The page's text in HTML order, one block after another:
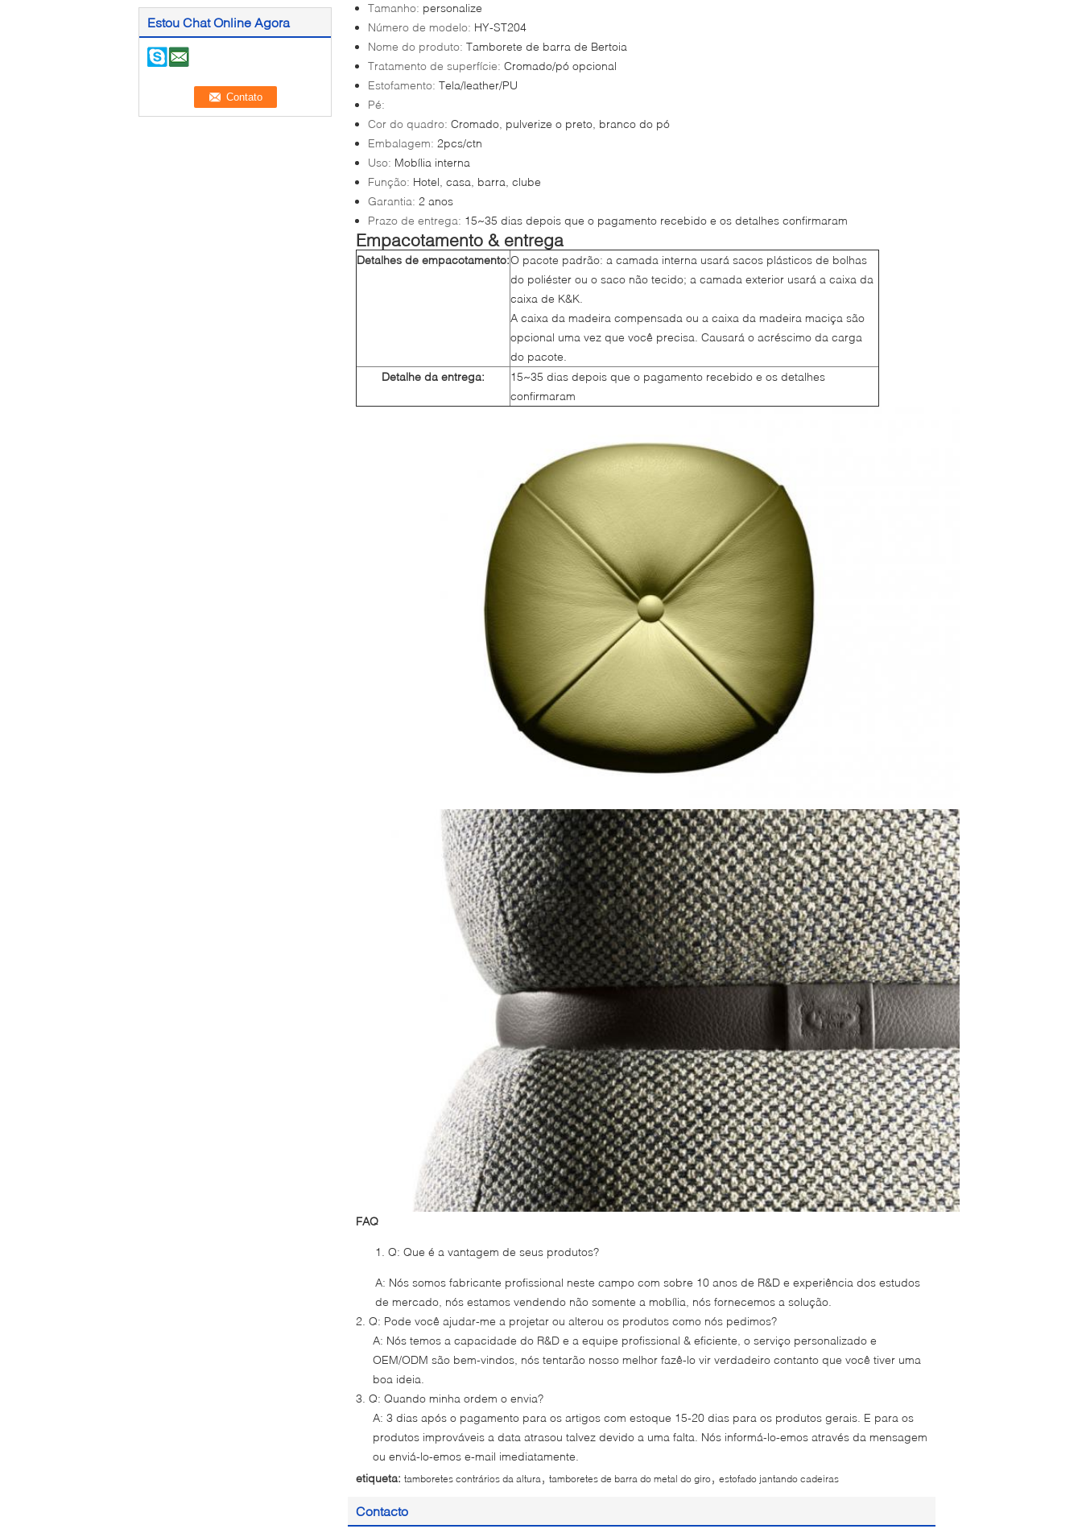
Estou Chat Online Agora
Tamanho: personalize
Número de modelo: HY-ST204
Nome do produto: Tamborete de barra de Bertoia
Tratamento de superfície: Cromado/pó opcional
Estofamento: Tela/leather/PU
Pé:
Cor do quadro: Cromado, pulverize o preto, branco do pó
Embalagem: 2pcs/ctn
Uso: Mobília interna
Função: Hotel, casa, barra, clube
Garantia: 2 anos
Prazo de entrega: 15~35 dias depois que o pagamento recebido e os detalhes confirmaram
Empacotamento & entrega
Detalhes de empacotamento:O pacote padrão: a camada interna usará sacos plásticos de bolhas
do poliéster ou o saco não tecido; a camada exterior usará a caixa da
caixa de K&K.
A caixa da madeira compensada ou a caixa da madeira maciça são
opcional uma vez que você precisa. Causará o acréscimo da carga
do pacote.
Detalhe da entrega:
15~35 dias depois que o pagamento recebido e os detalhes
confirmaram
FAQ
Q: Que é a vantagem de seus produtos?
A: Nós somos fabricante profissional neste campo com sobre 10 anos de R&D e experiência dos estudos
de mercado, nós estamos vendendo não somente a mobília, nós fornecemos a solução.
2. Q: Pode você ajudar-me a projetar ou alterou os produtos como nós pedimos?
A: Nós temos a capacidade do R&D e a equipe profissional & eficiente, o serviço personalizado e
OEM/ODM são bem-vindos, nós tentarão nosso melhor fazê-lo vir verdadeiro contanto que você tiver uma
boa ideia.
3. Q: Quando minha ordem o envia?
A: 3 dias após o pagamento para os artigos com estoque 15-20 dias para os produtos gerais. E para os
produtos improváveis a data atrasou talvez devido a uma falta. Nós informá-lo-emos através da mensagem
ou enviá-lo-emos e-mail imediatamente.
etiqueta: tamboretes contrários da altura, tamboretes de barra do metal do giro, estofado jantando cadeiras
Contacto